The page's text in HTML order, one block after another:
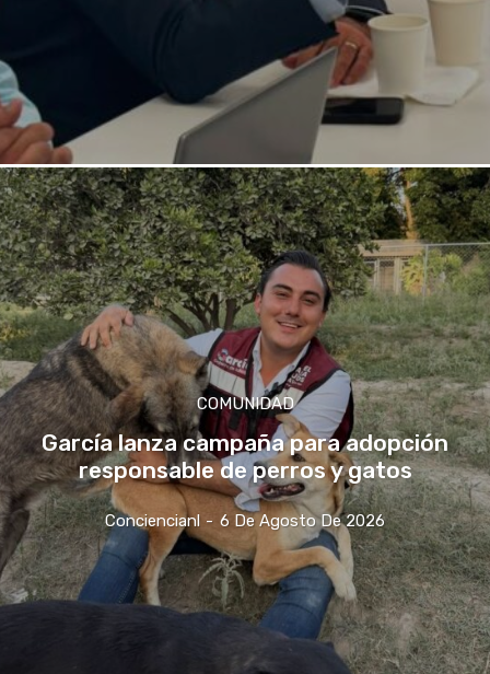
COMUNIDAD
García lanza campaña para adopción
responsable de perros y gatos
Conciencianl - 6 De Agosto De 2026